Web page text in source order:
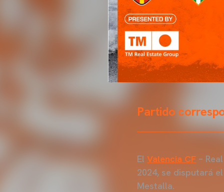
Partido
El Valencia CF –
2024, se disputará
Mestalla.